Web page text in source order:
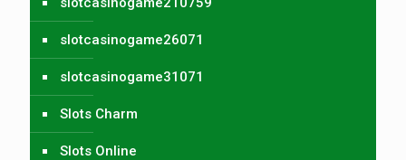
slotcasinogame26071
slotcasinogame31071
Slots Charm
Slots Online